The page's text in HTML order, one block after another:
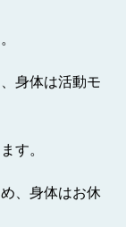
身体は活動モ
す。
、身体はお休